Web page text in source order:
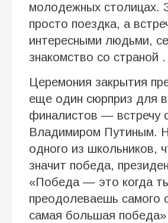
молодежных столицах.
просто поездка, а
интересными людьми,
знакомство со страной .
Церемония закрытия
еще один сюрприз для
финалистов — встречу
Владимиром Путиным.
одного из школьников,
значит победа,
«Победа — это когда
преодолеваешь самого
самая большая победа»